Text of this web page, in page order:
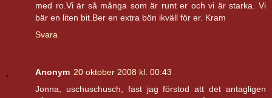
med ro.Vi är så många som är runt er och vi är starka. Vi
bär en liten bit.Ber en extra bön ikväll för er. Kram
Svara
Anonym 20 oktober 2008 kl. 00:43
Jonna, uschuschusch, fast jag förstod att det antagligen